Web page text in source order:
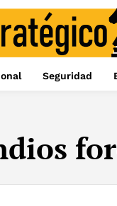
Seguridad